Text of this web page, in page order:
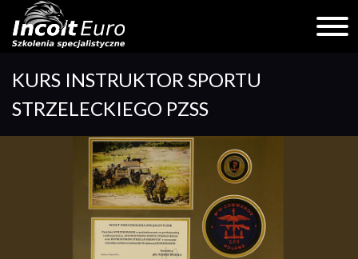
content
KURS INSTRUKTOR SPORTU
STRZELECKIEGO PZSS